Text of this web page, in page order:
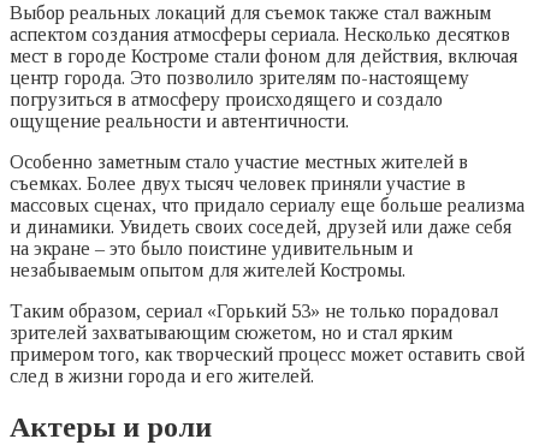
Выбор реальных локаций для съемок также стал важным
аспектом создания атмосферы сериала. Несколько десятков
мест в городе Костроме стали фоном для действия, включая
центр города. Это позволило зрителям по-настоящему
погрузиться в атмосферу происходящего и создало
ощущение реальности и автентичности.
Особенно заметным стало участие местных жителей в
съемках. Более двух тысяч человек приняли участие в
массовых сценах, что придало сериалу еще больше реализма
и динамики. Увидеть своих соседей, друзей или даже себя
на экране – это было поистине удивительным и
незабываемым опытом для жителей Костромы.
Таким образом, сериал «Горький 53» не только порадовал
зрителей захватывающим сюжетом, но и стал ярким
примером того, как творческий процесс может оставить свой
след в жизни города и его жителей.
Актеры и роли